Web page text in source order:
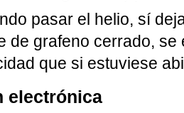
pasar el helio, sí
de grafeno cerrado,
que si estuviese
electrónica